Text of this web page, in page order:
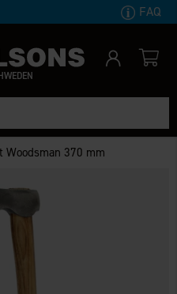
FAQ
Woodsman 370 mm